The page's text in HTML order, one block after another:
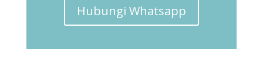
Hubungi Whatsapp